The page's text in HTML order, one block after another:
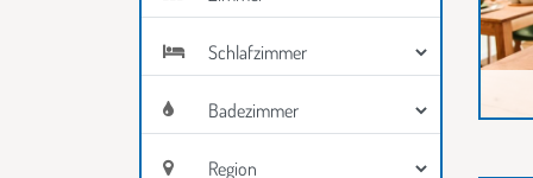
Eingabe Schlafzimmer
Eingabe Badezimmer
Eingabe Region